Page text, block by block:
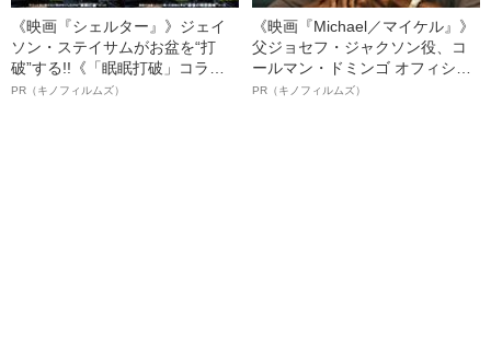
《映画『シェルター』》ジェイ
ソン・ステイサムがお盆を“打
破”する!!《「眠眠打破」コラ
ボ》
PR（キノフィルムズ）
《映画『Michael／マイケル』》
父ジョセフ・ジャクソン役、コ
ールマン・ドミンゴ オフィシャ
ルインタビュー“観客を魅了した
PR（キノフィルムズ）